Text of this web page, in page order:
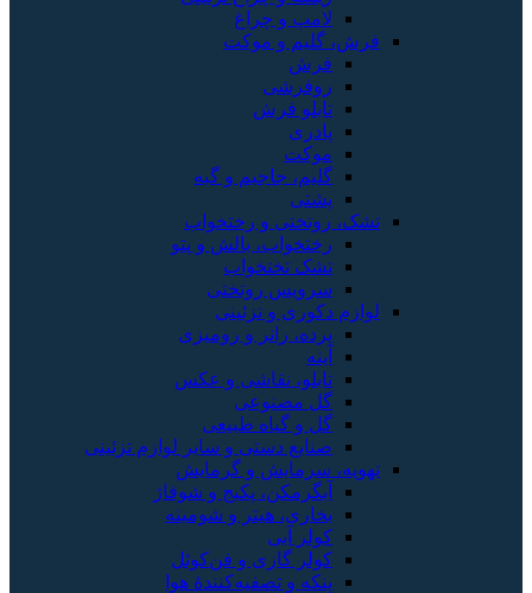
لامپ و چراغ
فرش، گلیم و موکت
فرش
روفرشی
تابلو فرش
پادری
موکت
گلیم، جاجیم و گبه
پشتی
تشک، روتختی و رختخواب
رختخواب، بالش و پتو
تشک تختخواب
سرویس روتختی
لوازم دکوری و تزئینی
پرده، رانر و رومیزی
آینه
تابلو، نقاشی و عکس
گل مصنوعی
گل و گیاه طبیعی
صنایع دستی و سایر لوازم تزئینی
تهویه، سرمایش و گرمایش
آبگرمکن، پکیج و شوفاژ
بخاری، هیتر و شومینه
کولر آبی
کولر گازی و فن‌کوئل
پنکه و تصفیه‌کنندهٔ هوا